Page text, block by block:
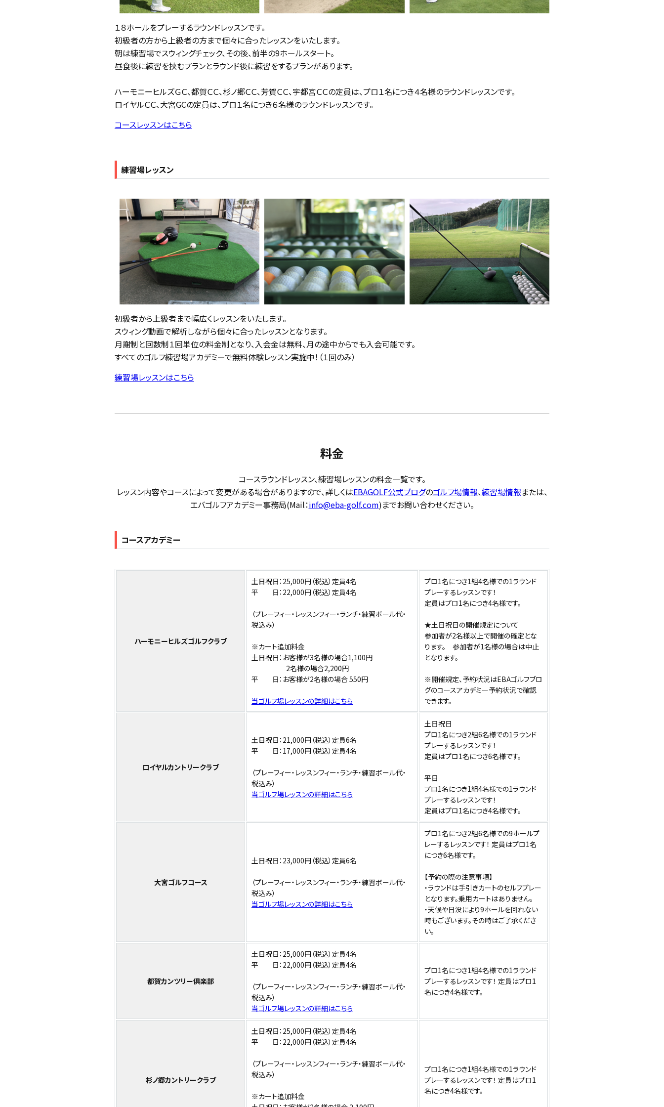
１８ホールをプレーするラウンドレッスンです。
初級者の方から上級者の方まで個々に合ったレッスンをいたします。
朝は練習場でスウィングチェック、その後、前半の9ホールスタート。
昼食後に練習を挟むプランとラウンド後に練習をするプランがあります。
ハーモニーヒルズＧＣ、都賀ＣＣ、杉ノ郷ＣＣ、芳賀ＣＣ、宇都宮ＣＣの定員は、プロ１名につき４名様のラウンドレッスンです。
ロイヤルＣＣ、大宮GCの定員は、プロ１名につき６名様のラウンドレッスンです。
コースレッスンはこちら
練習場レッスン
初級者から上級者まで幅広くレッスンをいたします。
スウィング動画で解析しながら個々に合ったレッスンとなります。
月謝制と回数制１回単位の料金制となり、入会金は無料、月の途中からでも入会可能です。
すべてのゴルフ練習場アカデミーで無料体験レッスン実施中！（１回のみ）
練習場レッスンはこちら
料金
コースラウンドレッスン、練習場レッスンの料金一覧です。
レッスン内容やコースによって変更がある場合がありますので、詳しくはEBAGOLF公式ブログのゴルフ場情報、練習場情報または、
エバゴルフアカデミー事務局(Mail：info@eba-golf.com)までお問い合わせください。
コースアカデミー
ハーモニーヒルズゴルフクラブ
土日祝日：25,000円（税込）定員4名
平 日：22,000円（税込）定員4名
（プレーフィー・レッスンフィー・ランチ・練習ボール代・
税込み）
※カート追加料金
土日祝日：お客様が3名様の場合1,100円
2名様の場合2,200円
平 日：お客様が2名様の場合 550円
当ゴルフ場レッスンの詳細はこちら
プロ1名につき1組4名様での1ラウンド
プレーするレッスンです！
定員はプロ1名につき4名様です。
★土日祝日の開催規定について
参加者が2名様以上で開催の確定とな
ります。 参加者が1名様の場合は中止
となります。
※開催規定、予約状況はEBAゴルフブロ
グのコースアカデミー予約状況で確認
できます。
ロイヤルカントリークラブ
土日祝日：21,000円（税込）定員6名
平 日：17,000円（税込）定員4名
（プレーフィー・レッスンフィー・ランチ・練習ボール代・
税込み）
当ゴルフ場レッスンの詳細はこちら
土日祝日
プロ1名につき2組6名様での1ラウンド
プレーするレッスンです！
定員はプロ1名につき6名様です。
平日
プロ1名につき1組4名様での1ラウンド
プレーするレッスンです！
定員はプロ1名につき4名様です。
大宮ゴルフコース
土日祝日：23,000円（税込）定員6名
（プレーフィー・レッスンフィー・ランチ・練習ボール代・
税込み）
当ゴルフ場レッスンの詳細はこちら
プロ1名につき2組6名様での9ホールプ
レーするレッスンです！ 定員はプロ1名
につき6名様です。
【予約の際の注意事項】
・ラウンドは手引きカートのセルフプレー
となります。乗用カートはありません。
・天候や日没により9ホールを回れない
時もございます。その時はご了承くださ
い。
都賀カンツリー倶楽部
土日祝日：25,000円（税込）定員4名
平 日：22,000円（税込）定員4名
（プレーフィー・レッスンフィー・ランチ・練習ボール代・
税込み）
当ゴルフ場レッスンの詳細はこちら
プロ1名につき1組4名様での1ラウンド
プレーするレッスンです！ 定員はプロ1
名につき4名様です。
杉ノ郷カントリークラブ
土日祝日：25,000円（税込）定員4名
平 日：22,000円（税込）定員4名
（プレーフィー・レッスンフィー・ランチ・練習ボール代・
税込み）
※カート追加料金
プロ1名につき1組4名様での1ラウンド
プレーするレッスンです！ 定員はプロ1
名につき4名様です。